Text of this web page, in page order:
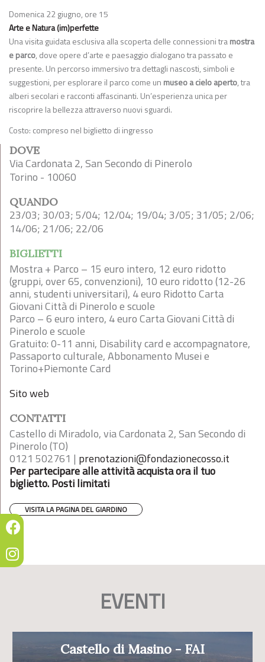
Domenica 22 giugno, ore 15
Arte e Natura (im)perfette
Una visita guidata esclusiva alla scoperta delle connessioni tramostra
e parco, dove opere d’arte e paesaggio dialogano tra passato e
presente. Un percorso immersivo tra dettagli nascosti, simboli e
suggestioni, per esplorare il parco come un museo a cielo aperto, tra
alberi secolari e racconti affascinanti. Un’esperienza unica per
riscoprire la bellezza attraverso nuovi sguardi.
Costo: compreso nel biglietto di ingresso
DOVE
Via Cardonata 2, San Secondo di Pinerolo
Torino - 10060
QUANDO
23/03; 30/03; 5/04; 12/04; 19/04; 3/05; 31/05; 2/06;
14/06; 21/06; 22/06
BIGLIETTI
Mostra + Parco – 15 euro intero, 12 euro ridotto
(gruppi, over 65, convenzioni), 10 euro ridotto (12-26
anni, studenti universitari), 4 euro Ridotto Carta
Giovani Città di Pinerolo e scuole
Parco – 6 euro intero, 4 euro Carta Giovani Città di
Pinerolo e scuole
Gratuito: 0-11 anni, Disability card e accompagnatore,
Passaporto culturale, Abbonamento Musei e
Torino+Piemonte Card
Sito web
CONTATTI
Castello di Miradolo, via Cardonata 2, San Secondo di
Pinerolo (TO)
0121 502761 | prenotazioni@fondazionecosso.it
Per partecipare alle attività acquista ora il tuo
biglietto. Posti limitati
VISITA LA PAGINA DEL GIARDINO
EVENTI
Castello di Masino - FAI